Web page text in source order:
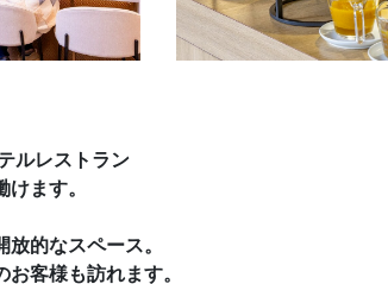
ルレストラン
ます。
的なスペース。
客様も訪れます。